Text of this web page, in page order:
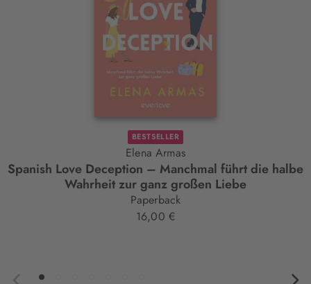
BESTSELLER
Elena Armas
Spanish Love Deception – Manchmal führt die halbe
Wahrheit zur ganz großen Liebe
Paperback
16,00 €